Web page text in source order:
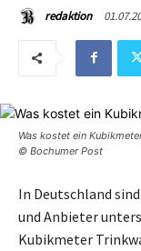
redaktion
Was kostet ein
© Bochumer Post
In Deutschland
und Anbieter
Kubikmeter